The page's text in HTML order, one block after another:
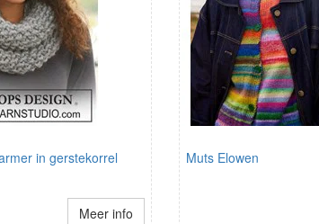
in gerstekorrel
Meer info
Muts Elowen